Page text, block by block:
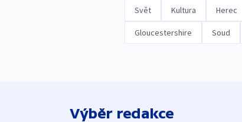
Svět Kultura Herec
Gloucestershire Soud
Výběr redakce